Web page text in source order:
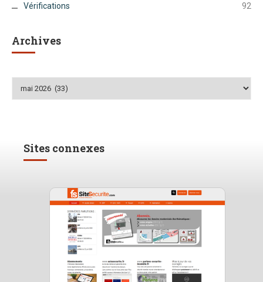
Vérifications 92
Archives
Archives
Sites connexes